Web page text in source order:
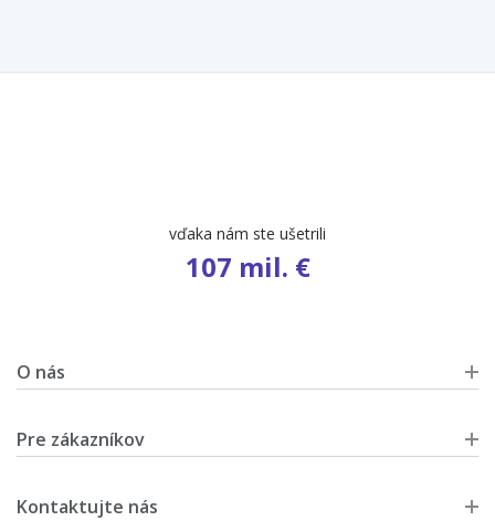
vďaka nám ste ušetrili
107 mil. €
O nás
Pre zákazníkov
Kontaktujte nás